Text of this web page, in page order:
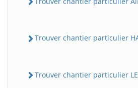
Trouver chantier particulier
Trouver chantier particulier LE